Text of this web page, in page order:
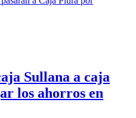
Sullana a caja
los ahorros en